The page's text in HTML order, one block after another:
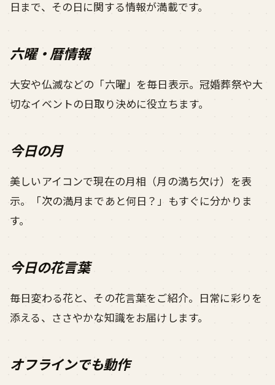
日まで、その日に関する情報が満載です。
六曜・暦情報
大安や仏滅などの「六曜」を毎日表示。冠婚葬祭や大
切なイベントの日取り決めに役立ちます。
今日の月
美しいアイコンで現在の月相（月の満ち欠け）を表
示。「次の満月まであと何日？」もすぐに分かりま
す。
今日の花言葉
毎日変わる花と、その花言葉をご紹介。日常に彩りを
添える、ささやかな知識をお届けします。
オフラインでも動作